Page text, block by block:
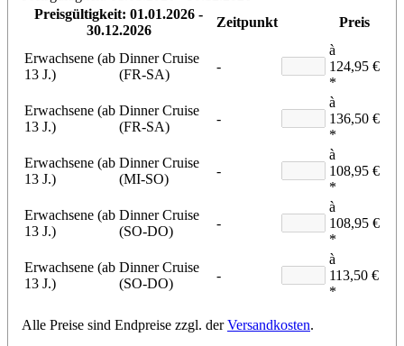
Preisgültigkeit: 01.01.2026 -
30.12.2026
Zeitpunkt Preis
Erwachsene (ab
13 J.)
Dinner Cruise
(FR-SA)
-
à
124,95 €
*
Erwachsene (ab
13 J.)
Dinner Cruise
(FR-SA)
-
à
136,50 €
*
Erwachsene (ab
13 J.)
Dinner Cruise
(MI-SO)
-
à
108,95 €
*
Erwachsene (ab
13 J.)
Dinner Cruise
(SO-DO)
-
à
108,95 €
*
Erwachsene (ab
13 J.)
Dinner Cruise
(SO-DO)
-
à
113,50 €
*
Alle Preise sind Endpreise zzgl. derVersandkosten.